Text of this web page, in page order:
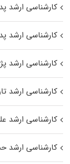
کارشناسی ارشد
کارشناسی ارشد
کارشناسی ارشد
کارشناسی ارشد
کارشناسی ارشد
کارشناسی ارشد